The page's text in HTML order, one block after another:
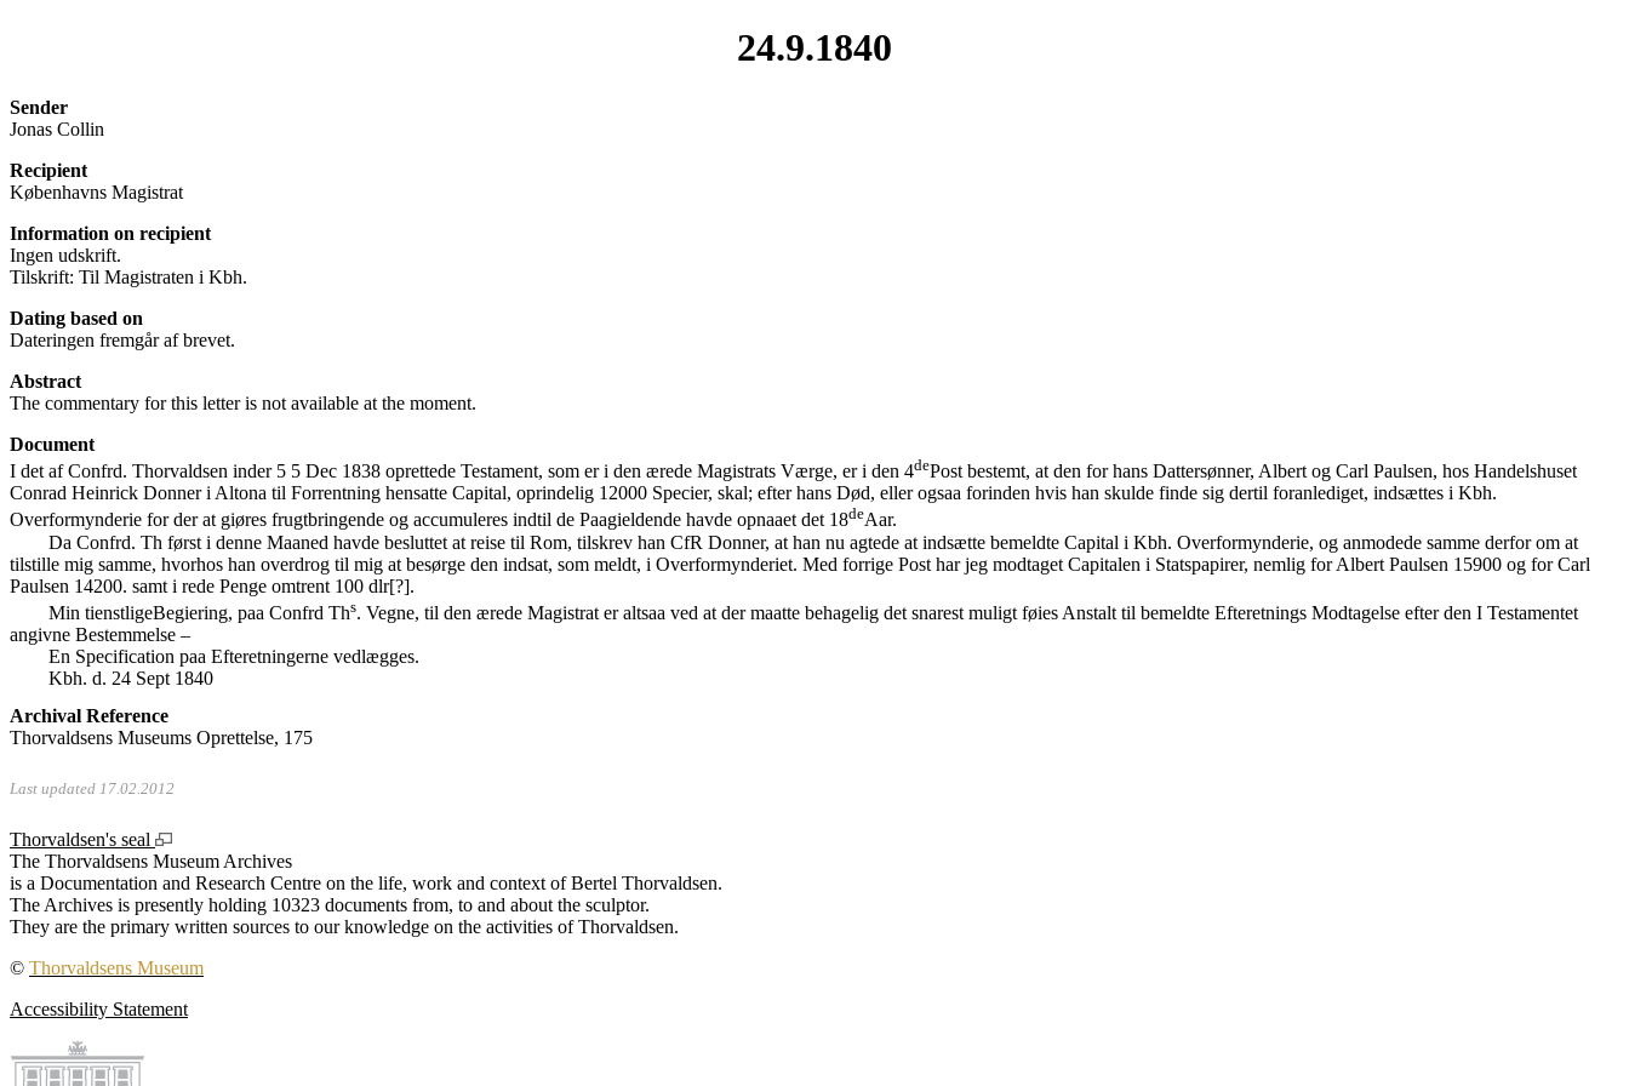
24.9.1840
Sender
Jonas Collin
Recipient
Københavns Magistrat
Information on recipient
Ingen udskrift.
Tilskrift: Til Magistraten i Kbh.
Dating based on
Dateringen fremgår af brevet.
Abstract
The commentary for this letter is not available at the moment.
Document
I det af Confrd. Thorvaldsen inder 5 5 Dec 1838 oprettede Testament, som er i den ærede Magistrats Værge, er i den 4dePost bestemt, at den for hans Dattersønner, Albert og Carl Paulsen, hos Handelshuset
Conrad Heinrick Donner i Altona til Forrentning hensatte Capital, oprindelig 12000 Specier, skal; efter hans Død, eller ogsaa forinden hvis han skulde finde sig dertil foranlediget, indsættes i Kbh.
Overformynderie for der at giøres frugtbringende og accumuleres indtil de Paagieldende havde opnaaet det 18deAar.
Da Confrd. Th først i denne Maaned havde besluttet at reise til Rom, tilskrev han CfR Donner, at han nu agtede at indsætte bemeldte Capital i Kbh. Overformynderie, og anmodede samme derfor om at
tilstille mig samme, hvorhos han overdrog til mig at besørge den indsat, som meldt, i Overformynderiet. Med forrige Post har jeg modtaget Capitalen i Statspapirer, nemlig for Albert Paulsen 15900 og for Carl
Paulsen 14200. samt i rede Penge omtrent 100 dlr[?].
Min tienstligeBegiering, paa Confrd Ths. Vegne, til den ærede Magistrat er altsaa ved at der maatte behagelig det snarest muligt føies Anstalt til bemeldte Efteretnings Modtagelse efter den I Testamentet
angivne Bestemmelse –
En Specification paa Efteretningerne vedlægges.
Kbh. d. 24 Sept 1840
Archival Reference
Thorvaldsens Museums Oprettelse, 175
Last updated 17.02.2012
Thorvaldsen's seal
The Thorvaldsens Museum Archives
is a Documentation and Research Centre on the life, work and context of Bertel Thorvaldsen.
The Archives is presently holding 10323 documents from, to and about the sculptor.
They are the primary written sources to our knowledge on the activities of Thorvaldsen.
© Thorvaldsens Museum
Accessibility Statement